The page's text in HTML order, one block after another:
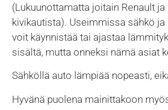
(Lukuunottamatta joitain Renault
kivikautista). Useimmissa sähkö
voit käynnistää tai ajastaa
sisältä, mutta onneksi nämä asiat
Sähköllä auto lämpiää nopeasti,
Hyvänä puolena mainittakoon